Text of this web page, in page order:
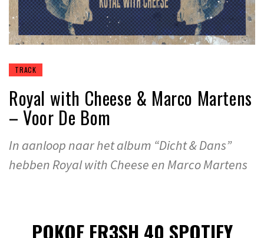
TRACK
Royal with Cheese & Marco Martens
– Voor De Bom
In aanloop naar het album “Dicht & Dans”
hebben Royal with Cheese en Marco Martens
POKOE FR3SH 40 SPOTIFY